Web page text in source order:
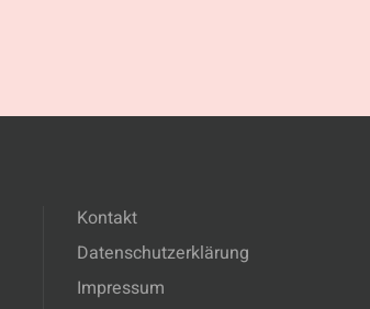
Kontakt
Datenschutzerklärung
Impressum